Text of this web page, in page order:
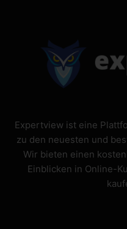
Expertview ist eine
zu den neuesten und
Wir bieten einen
Einblicken in Online-